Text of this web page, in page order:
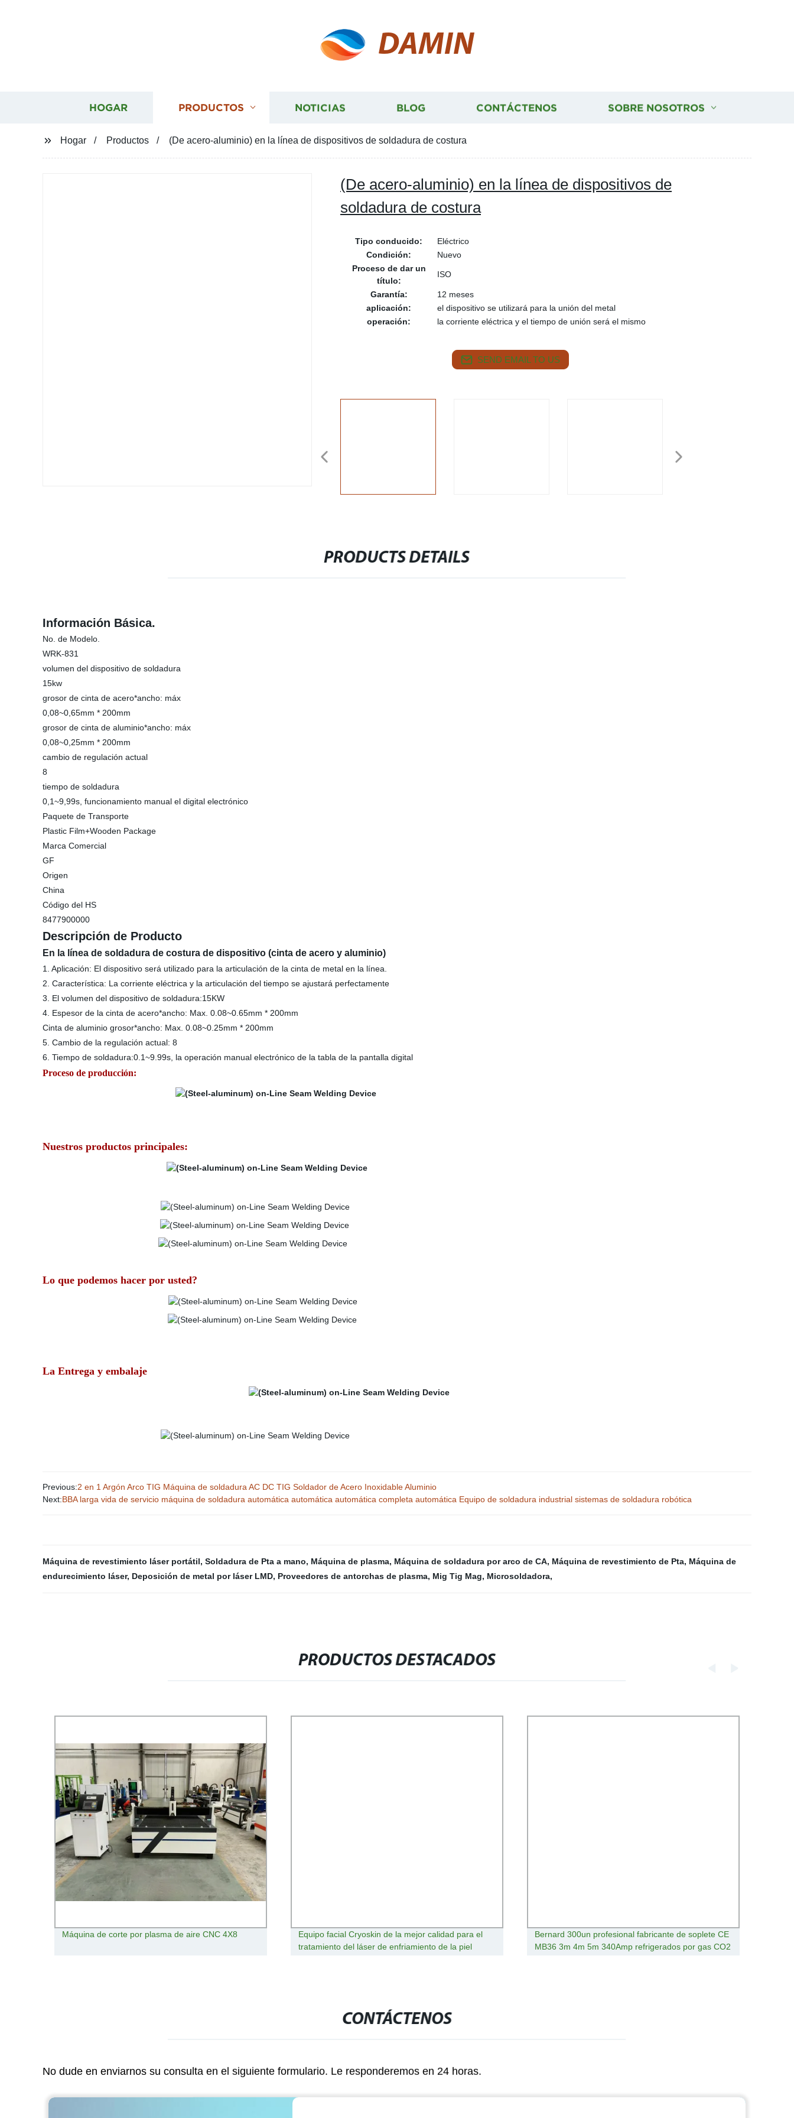
DAMIN
HOGAR PRODUCTOS NOTICIAS BLOG CONTÁCTENOS SOBRE NOSOTROS
Hogar Productos (De acero-aluminio) en la línea de dispositivos de soldadura de costura
(De acero-aluminio) en la línea de dispositivos de
soldadura de costura
Tipo conducido:
Eléctrico
Condición:
Nuevo
Proceso de dar un
título:
ISO
Garantía:
12 meses
aplicación:
el dispositivo se utilizará para la unión del metal
operación:
la corriente eléctrica y el tiempo de unión será el mismo
SEND EMAIL TO US
PRODUCTS DETAILS
Información Básica.
No. de Modelo.
WRK-831
volumen del dispositivo de soldadura
15kw
grosor de cinta de acero*ancho: máx
0,08~0,65mm * 200mm
grosor de cinta de aluminio*ancho: máx
0,08~0,25mm * 200mm
cambio de regulación actual
8
tiempo de soldadura
0,1~9,99s, funcionamiento manual el digital electrónico
Paquete de Transporte
Plastic Film+Wooden Package
Marca Comercial
GF
Origen
China
Código del HS
8477900000
Descripción de Producto
En la línea de soldadura de costura de dispositivo (cinta de acero y aluminio)
1. Aplicación: El dispositivo será utilizado para la articulación de la cinta de metal en la línea.
2. Característica: La corriente eléctrica y la articulación del tiempo se ajustará perfectamente
3. El volumen del dispositivo de soldadura:15KW
4. Espesor de la cinta de acero*ancho: Max. 0.08~0 .65mm * 200mm
Cinta de aluminio grosor*ancho: Max. 0.08~0 .25mm * 200mm
5. Cambio de la regulación actual: 8
6. Tiempo de soldadura:0.1~9 .99s, la operación manual electrónico de la tabla de la pantalla digital
Proceso de producción:
Nuestros productos principales:
Lo que podemos hacer por usted?
La Entrega y embalaje
Previous:2 en 1 Argón Arco TIG Máquina de soldadura AC DC TIG Soldador de Acero Inoxidable Aluminio
Next:BBA larga vida de servicio máquina de soldadura automática automática automática completa automática Equipo de soldadura industrial sistemas de soldadura robótica
Máquina de revestimiento láser portátil, Soldadura de Pta a mano, Máquina de plasma, Máquina de soldadura por arco de CA, Máquina de revestimiento de Pta, Máquina de
endurecimiento láser, Deposición de metal por láser LMD, Proveedores de antorchas de plasma, Mig Tig Mag, Microsoldadora,
PRODUCTOS DESTACADOS
Máquina de corte por plasma de aire CNC 4X8
Equipo facial Cryoskin de la mejor calidad para el
tratamiento del láser de enfriamiento de la piel
Bernard 300un profesional fabricante de soplete CE
MB36 3m 4m 5m 340Amp refrigerados por gas CO2
CONTÁCTENOS
No dude en enviarnos su consulta en el siguiente formulario. Le responderemos en 24 horas.